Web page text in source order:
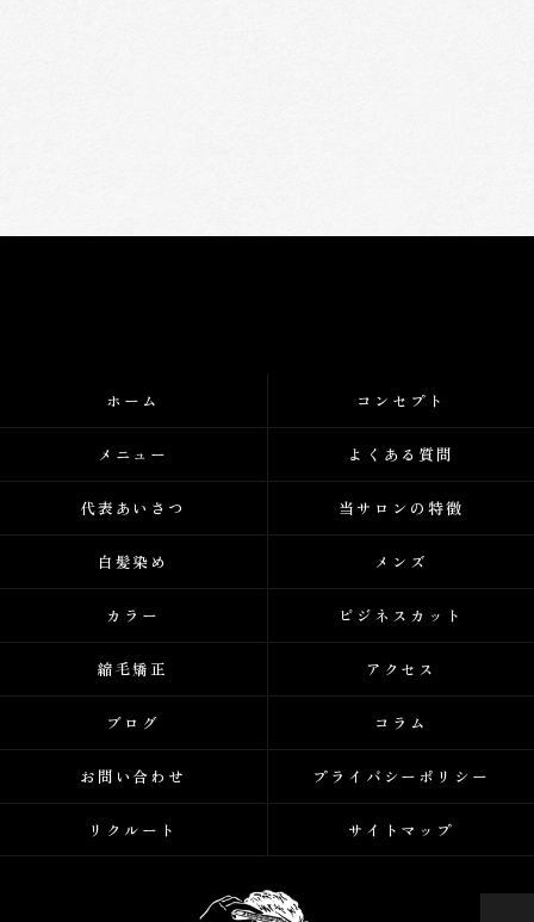
ホーム コンセプト
メニュー よくある質問
代表あいさつ 当サロンの特徴
白髪染め メンズ
カラー ビジネスカット
縮毛矯正 アクセス
ブログ コラム
お問い合わせ プライバシーポリシー
リクルート サイトマップ